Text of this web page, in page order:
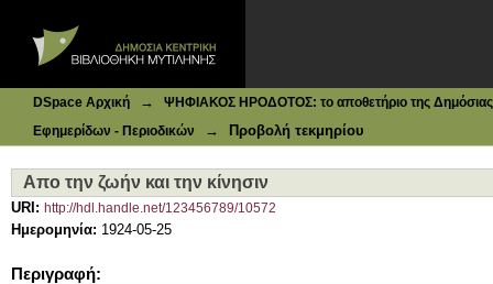
DSpace Αρχική →
ΨΗΦΙΑΚΟΣ ΗΡΟΔΟΤΟΣ: το αποθετήριο της Δημόσιας
Εφημερίδων - Περιοδικών
→ Προβολή τεκμηρίου
Απο την ζωήν και την κίνησιν
URI: http://hdl.handle.net/123456789/10572
Ημερομηνία: 1924-05-25
Περιγραφή: